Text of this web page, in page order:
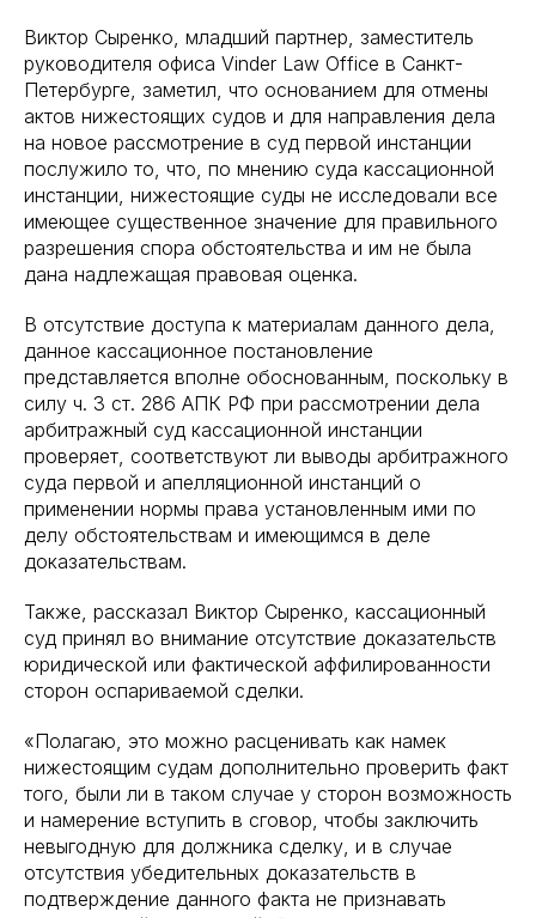
Виктор Сыренко, младший партнер, заместитель
руководителя офиса Vinder Law Office в Санкт-
Петербурге, заметил, что основанием для отмены
актов нижестоящих судов и для направления дела
на новое рассмотрение в суд первой инстанции
послужило то, что, по мнению суда кассационной
инстанции, нижестоящие суды не исследовали все
имеющее существенное значение для правильного
разрешения спора обстоятельства и им не была
дана надлежащая правовая оценка.
В отсутствие доступа к материалам данного дела,
данное кассационное постановление
представляется вполне обоснованным, поскольку в
силу ч. 3 ст. 286 АПК РФ при рассмотрении дела
арбитражный суд кассационной инстанции
проверяет, соответствуют ли выводы арбитражного
суда первой и апелляционной инстанций о
применении нормы права установленным ими по
делу обстоятельствам и имеющимся в деле
доказательствам.
Также, рассказал Виктор Сыренко, кассационный
суд принял во внимание отсутствие доказательств
юридической или фактической аффилированности
сторон оспариваемой сделки.
«Полагаю, это можно расценивать как намек
нижестоящим судам дополнительно проверить факт
того, были ли в таком случае у сторон возможность
и намерение вступить в сговор, чтобы заключить
невыгодную для должника сделку, и в случае
отсутствия убедительных доказательств в
подтверждение данного факта не признавать